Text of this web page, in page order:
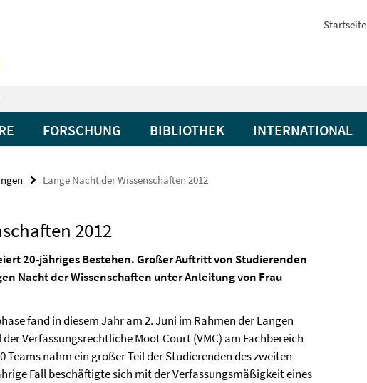
Startseite
FORSCHUNG BIBLIOTHEK INTERNATIONAL
Lange Nacht der Wissenschaften 2012
2012
20-jähriges Bestehen. Großer Auftritt von Studierenden
Nacht der Wissenschaften unter Anleitung von Frau
fand in diesem Jahr am 2. Juni im Rahmen der Langen
Verfassungsrechtliche Moot Court (VMC) am Fachbereich
nahm ein großer Teil der Studierenden des zweiten
Fall beschäftigte sich mit der Verfassungsmäßigkeit eines